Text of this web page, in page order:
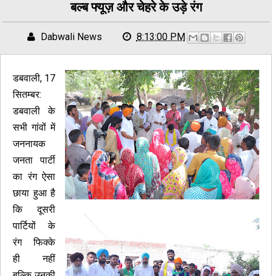
बल्ब फ्यूज़ और चेहरे के उड़े रंग
Dabwali News 8:13:00 PM
डबवाली, 17
सितम्बर:
डबवाली के
सभी गांवों में
जननायक
जनता पार्टी
का रंग ऐसा
छाया हुआ है
कि दूसरी
पार्टियों के
रंग फिक्के
ही नहीं